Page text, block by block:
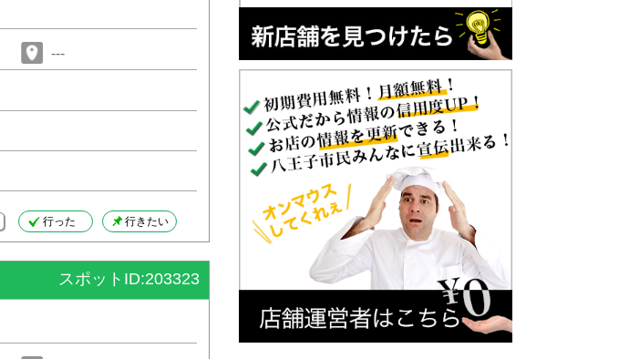
---
行った 行きたい
スポットID:203323